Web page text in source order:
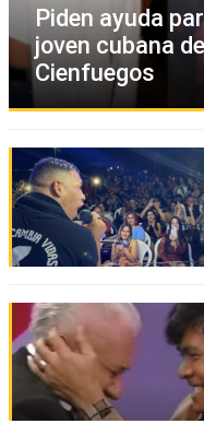
Piden ayuda
joven cubana
Cienfuegos